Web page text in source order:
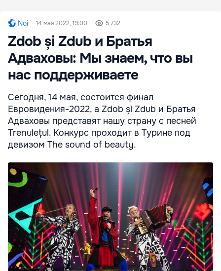
Noi 14 мая 2022, 19:00 5 732
Zdob și Zdub и Братья
Адваховы: Мы знаем, что вы
нас поддерживаете
Сегодня, 14 мая, состоится финал
Евровидения-2022, а Zdob și Zdub и Братья
Адваховы представят нашу страну с песней
Trenulețul. Конкурс проходит в Турине под
девизом The sound of beauty.